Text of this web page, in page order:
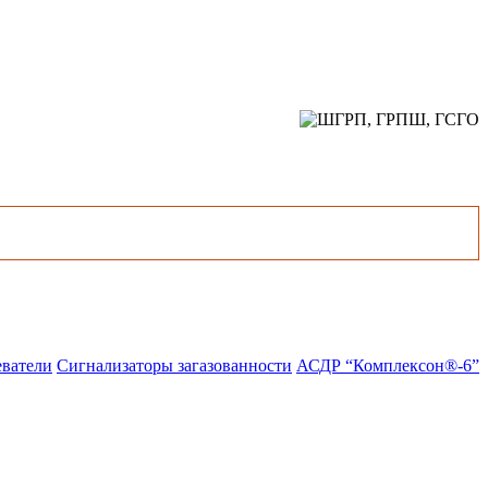
Сигнализаторы загазованности АСДР “Комплексон®-6”